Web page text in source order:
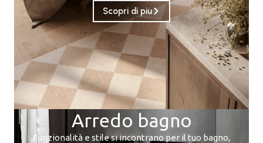
Scopri di più
Arredo bagno
Funzionalità e stile si incontrano per il tuo bagno,